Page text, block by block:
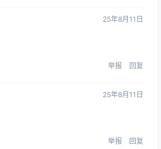
25年8月11日
举报 回复
25年8月11日
举报 回复